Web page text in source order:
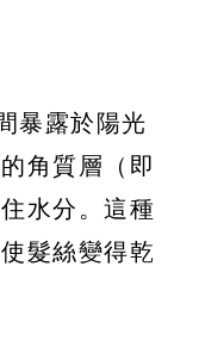
暴露於陽光
角質層（即
水分。這種
髮絲變得乾